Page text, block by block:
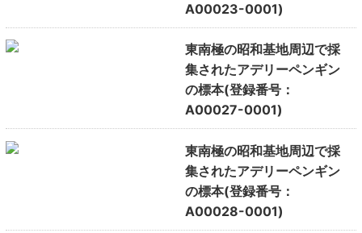
A00023-0001)
東南極の昭和基地周辺で採
集されたアデリーペンギン
の標本(登録番号：
A00027-0001)
東南極の昭和基地周辺で採
集されたアデリーペンギン
の標本(登録番号：
A00028-0001)